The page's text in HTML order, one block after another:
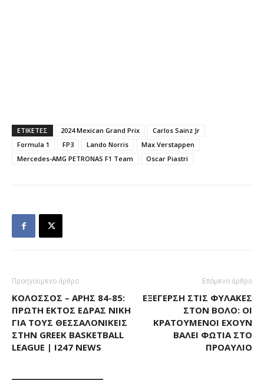
ΕΤΙΚΕΤΕΣ 2024 Mexican Grand Prix
Carlos Sainz Jr
Formula 1
FP3 Lando Norris
Max Verstappen
Mercedes-AMG PETRONAS F1 Team
Oscar Piastri
Προηγούμενο άρθρο
ΚΟΛΟΣΣΌΣ – ΆΡΗΣ 84-85:
ΠΡΏΤΗ ΕΚΤΌΣ ΈΔΡΑΣ ΝΊΚΗ
ΓΙΑ ΤΟΥΣ ΘΕΣΣΑΛΟΝΙΚΕΊΣ
ΣΤΗΝ GREEK BASKETBALL
LEAGUE | I247 NEWS
Επόμενο άρθρο
ΕΞΈΓΕΡΣΗ ΣΤΙΣ ΦΥΛΑΚΈΣ
ΣΤΟΝ ΒΌΛΟ: ΟΙ
ΚΡΑΤΟΎΜΕΝΟΙ ΈΧΟΥΝ
ΒΆΛΕΙ ΦΩΤΙΆ ΣΤΟ
ΠΡΟΑΎΛΙΟ